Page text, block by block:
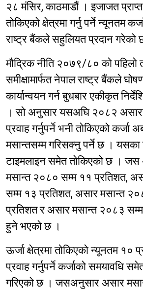
२८ मंसिर, काठमाडौं । इजाजत
तोकिएको क्षेत्रमा गर्नु पर्ने न्यूनतम
राष्ट्र बैंकले सहुलियत प्रदान गरेको
मौद्रिक नीति २०७९/८० को पहिलो
समीक्षामार्फत नेपाल राष्ट्र बैंकले
कार्यान्वयन गर्न बुधबार एकीकृत
। सो अनुसार यसअघि २०८२
प्रवाह गर्नुपर्ने भनी तोकिएको
मसान्तसम्म गरिसक्नु पर्ने छ । यसका
टाइमलाइन समेत तोकिएको छ ।
मसान्त २०८० सम्म ११ प्रतिशत,
सम्म १३ प्रतिशत, असार मसान्त
प्रतिशत र असार मसान्त २०८३ सम्म
हुने भएको छ ।
ऊर्जा क्षेत्रमा तोकिएको न्यूनतम १०
प्रवाह गर्नुपर्ने कर्जाको समयावधि
गरिएको छ । जसअनुसार असार